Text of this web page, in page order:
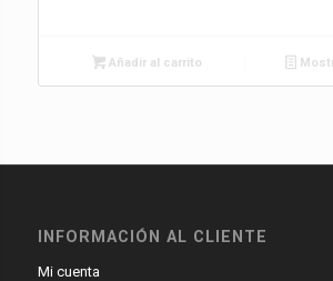
Añadir al carrito
INFORMACIÓN AL CLIENTE
Mi cuenta